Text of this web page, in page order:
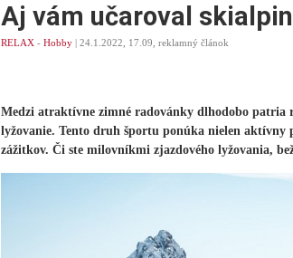
Aj vám učaroval
RELAX - Hobby | 24.1.2022, 17.09, reklamný článok
Medzi atraktívne zimné radovánky dlhodobo
lyžovanie. Tento druh športu ponúka nielen aktívny
zážitkov. Či ste milovníkmi zjazdového lyžovania,